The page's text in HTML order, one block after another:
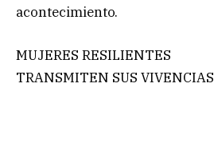
acontecimiento.
MUJERES RESILIENTES
TRANSMITEN SUS VIVENCIAS